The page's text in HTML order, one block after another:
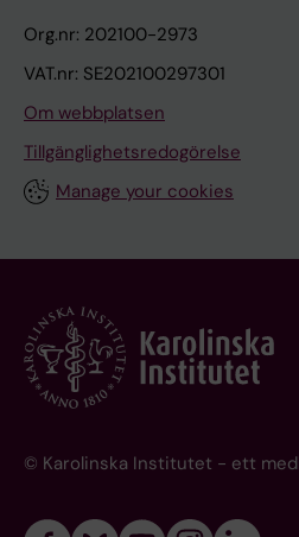
Org.nr: 202100-2973
VAT.nr: SE202100297301
Om webbplatsen
Tillgänglighetsredogörelse
Manage your cookies
© Karolinska Institutet - ett